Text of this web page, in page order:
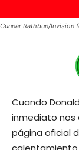
Gunnar Rathbun/Invision
Cuando
inmediato nos
página oficial